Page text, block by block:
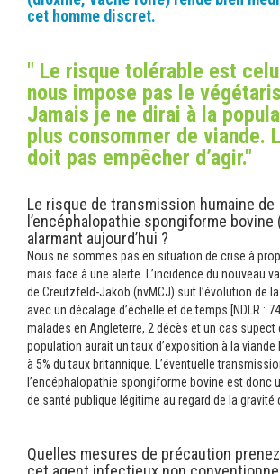
cet homme discret.
" Le risque tolérable est
nous impose pas le
Jamais je ne dirai à la
plus consommer de viande.
doit pas empêcher d’agir."
Le risque de transmission humaine de
l’encéphalopathie spongiforme bovine
alarmant aujourd’hui ?
Nous ne sommes pas en situation de crise à
mais face à une alerte. L’incidence du nouveau
de Creutzfeld-Jakob (nvMCJ) suit l’évolution de
avec un décalage d’échelle et de temps [NDLR :
malades en Angleterre, 2 décès et un cas supect
population aurait un taux d’exposition à la
à 5% du taux britannique. L’éventuelle
l’encéphalopathie spongiforme bovine est donc
de santé publique légitime au regard de la gravité
Quelles mesures de précaution